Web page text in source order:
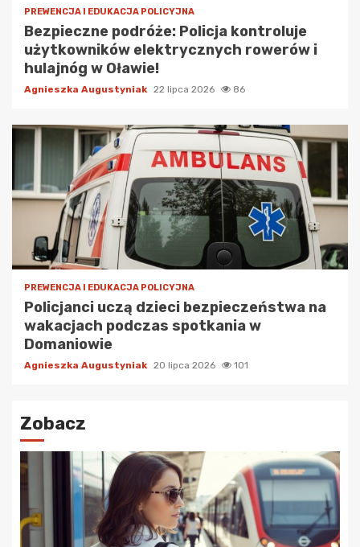
PREWENCJA I EDUKACJA POLICYJNA
Bezpieczne podróże: Policja kontroluje
użytkowników elektrycznych rowerów i
hulajnóg w Oławie!
Agnieszka Augustyniak 22 lipca 2026 86
PREWENCJA I EDUKACJA POLICYJNA
Policjanci uczą dzieci bezpieczeństwa na
wakacjach podczas spotkania w
Domaniowie
Agnieszka Augustyniak 20 lipca 2026 101
Zobacz